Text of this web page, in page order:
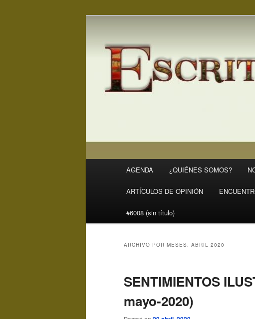
ER
AGENDA ¿QUIÉNES SOMOS?
ARTÍCULOS DE OPINIÓN
#6008 (sin título)
ARCHIVO POR MESES: ABRIL 2020
SENTIMIENTOS
mayo-2020)